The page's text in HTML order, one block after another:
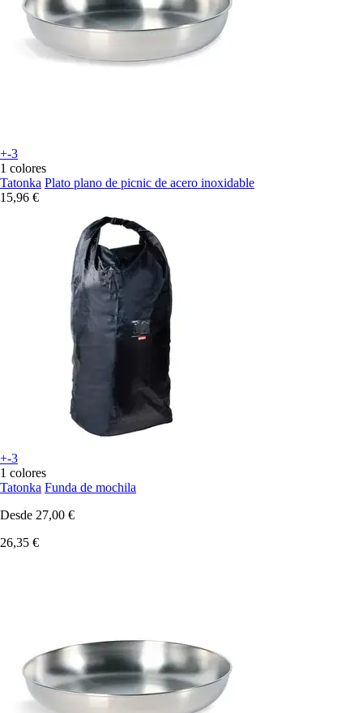
+-3
1 colores
Tatonka Plato plano de picnic de acero inoxidable
15,96 €
+-3
1 colores
Tatonka Funda de mochila
Desde 27,00 €
26,35 €